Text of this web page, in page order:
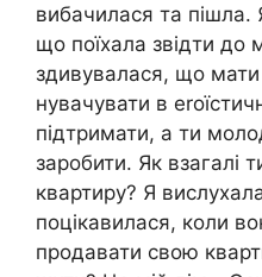
вибачилася та
що поїхала звідти до
здивувалася, що
нувачувати в
підтримати, а ти
заробити. Як
квартиру? Я
поцікавилася, коли
продавати свою